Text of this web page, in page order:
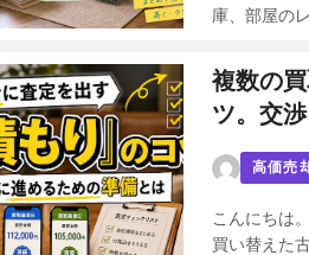
庫、部屋の
複数の
ツ。交
高価売
こんにちは
買い替えた